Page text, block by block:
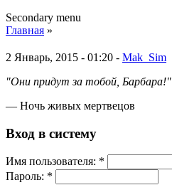
Secondary menu
Главная »
2 Январь, 2015 - 01:20 - Mak_Sim
"Они придут за тобой, Барбара!"
— Ночь живых мертвецов
Вход в систему
Имя пoльзовaтeля: *
Пароль: *